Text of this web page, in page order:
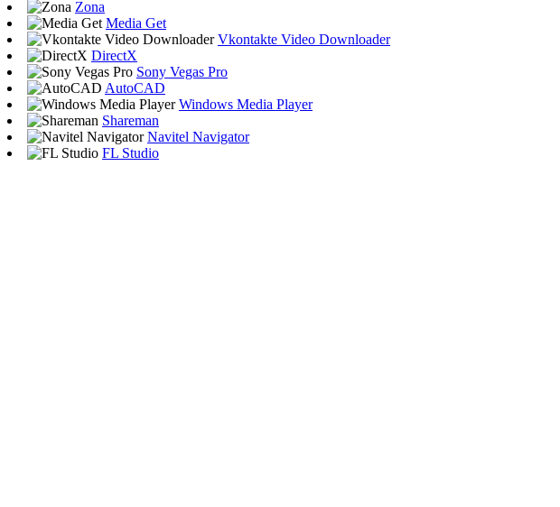
Zona
Media Get
Vkontakte Video Downloader
DirectX
Sony Vegas Pro
AutoCAD
Windows Media Player
Shareman
Navitel Navigator
FL Studio